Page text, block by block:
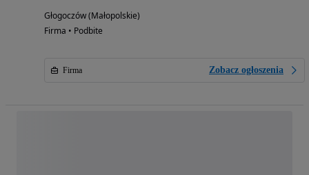
Głogoczów (Małopolskie)
Firma • Podbite
Firma Zobacz ogłoszenia